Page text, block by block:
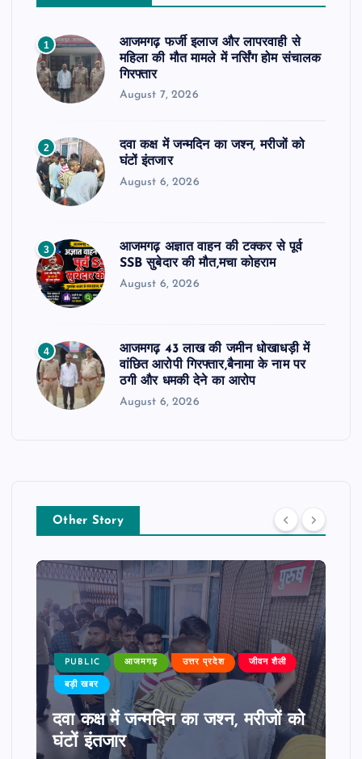
1
आजमगढ़ फर्जी इलाज और लापरवाही से
महिला की मौत मामले में नर्सिंग होम संचालक
गिरफ्तार
August 7, 2026
2
दवा कक्ष में जन्मदिन का जश्न, मरीजों को
घंटों इंतजार
August 6, 2026
3
आजमगढ़ अज्ञात वाहन की टक्कर से पूर्व
SSB सुबेदार की मौत,मचा कोहराम
August 6, 2026
4
आजमगढ़ 43 लाख की जमीन धोखाधड़ी में
वांछित आरोपी गिरफ्तार,बैनामा के नाम पर
ठगी और धमकी देने का आरोप
August 6, 2026
Other Story
PUBLIC आजमगढ़ उत्तर प्रदेश जीवन शैली
बड़ी खबर
दवा कक्ष में जन्मदिन का जश्न, मरीजों को
घंटों इंतजार